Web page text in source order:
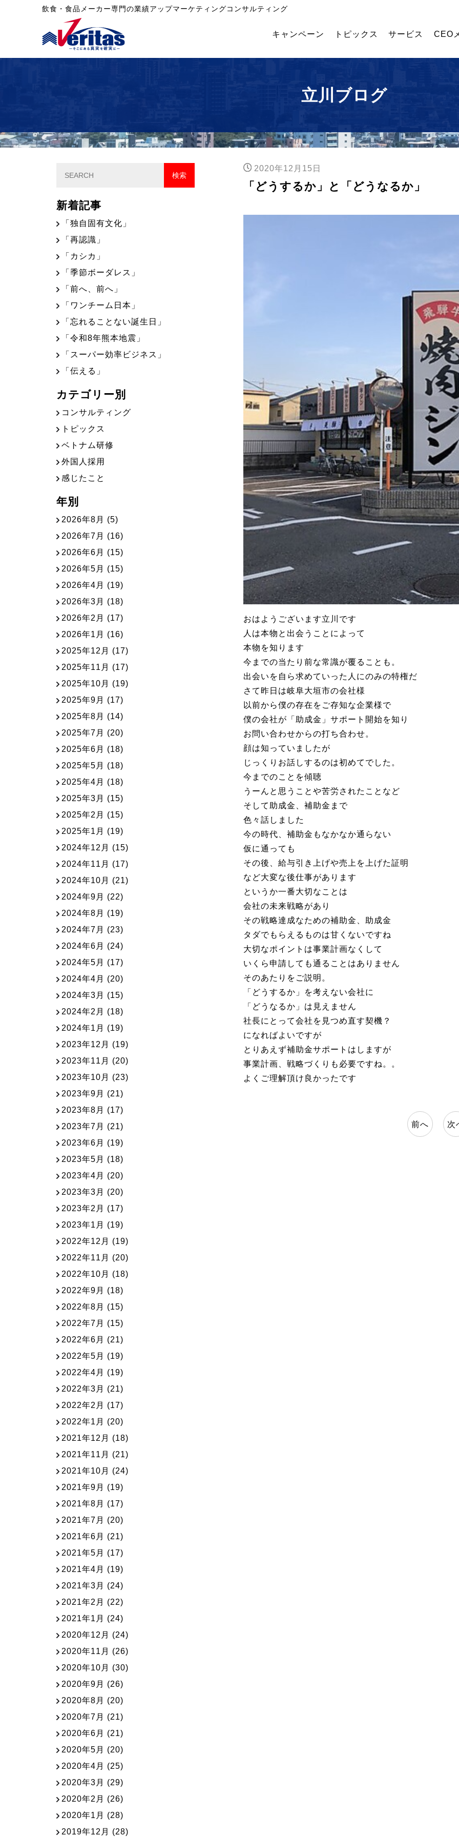
飲食・食品メーカー専門の業績アップマーケティングコンサルティング
キャンペーン トピックス
サービス
食・
ンサ
ルテ
人採
育成
CEO
立川ブログ
2020年12月15日
「どうするか」と「どうなるか」
おはようございます立川です
人は本物と出会うことによって
本物を知ります
今までの当たり前な常識が覆ることも。
出会いを自ら求めていった人にのみの特権だ
さて昨日は岐阜大垣市の会社様
以前から僕の存在をご存知な企業様で
僕の会社が「助成金」サポート開始を知り
お問い合わせからの打ち合わせ。
顔は知っていましたが
じっくりお話しするのは初めてでした。
今までのことを傾聴
うーんと思うことや苦労されたことなど
そして助成金、補助金まで
色々話しました
今の時代、補助金もなかなか通らない
仮に通っても
その後、給与引き上げや売上を上げた証明
など大変な後仕事があります
というか一番大切なことは
会社の未来戦略があり
その戦略達成なための補助金、助成金
タダでもらえるものは甘くないですね
大切なポイントは事業計画なくして
いくら申請しても通ることはありません
そのあたりをご説明。
「どうするか」を考えない会社に
「どうなるか」は見えません
社長にとって会社を見つめ直す契機？
になればよいですが
とりあえず補助金サポートはしますが
事業計画、戦略づくりも必要ですね。。
よくご理解頂け良かったです
前へ 次
新着記事
「独自固有文化」
「再認識」
「カシカ」
「季節ボーダレス」
「前へ、前へ」
「ワンチーム日本」
「忘れることない誕生日」
「令和8年熊本地震」
「スーパー効率ビジネス」
「伝える」
カテゴリー別
コンサルティング
トピックス
ベトナム研修
外国人採用
感じたこと
年別
2026年8月 (5)
2026年7月 (16)
2026年6月 (15)
2026年5月 (15)
2026年4月 (19)
2026年3月 (18)
2026年2月 (17)
2026年1月 (16)
2025年12月 (17)
2025年11月 (17)
2025年10月 (19)
2025年9月 (17)
2025年8月 (14)
2025年7月 (20)
2025年6月 (18)
2025年5月 (18)
2025年4月 (18)
2025年3月 (15)
2025年2月 (15)
2025年1月 (19)
2024年12月 (15)
2024年11月 (17)
2024年10月 (21)
2024年9月 (22)
2024年8月 (19)
2024年7月 (23)
2024年6月 (24)
2024年5月 (17)
2024年4月 (20)
2024年3月 (15)
2024年2月 (18)
2024年1月 (19)
2023年12月 (19)
2023年11月 (20)
2023年10月 (23)
2023年9月 (21)
2023年8月 (17)
2023年7月 (21)
2023年6月 (19)
2023年5月 (18)
2023年4月 (20)
2023年3月 (20)
2023年2月 (17)
2023年1月 (19)
2022年12月 (19)
2022年11月 (20)
2022年10月 (18)
2022年9月 (18)
2022年8月 (15)
2022年7月 (15)
2022年6月 (21)
2022年5月 (19)
2022年4月 (19)
2022年3月 (21)
2022年2月 (17)
2022年1月 (20)
2021年12月 (18)
2021年11月 (21)
2021年10月 (24)
2021年9月 (19)
2021年8月 (17)
2021年7月 (20)
2021年6月 (21)
2021年5月 (17)
2021年4月 (19)
2021年3月 (24)
2021年2月 (22)
2021年1月 (24)
2020年12月 (24)
2020年11月 (26)
2020年10月 (30)
2020年9月 (26)
2020年8月 (20)
2020年7月 (21)
2020年6月 (21)
2020年5月 (20)
2020年4月 (25)
2020年3月 (29)
2020年2月 (26)
2020年1月 (28)
2019年12月 (28)